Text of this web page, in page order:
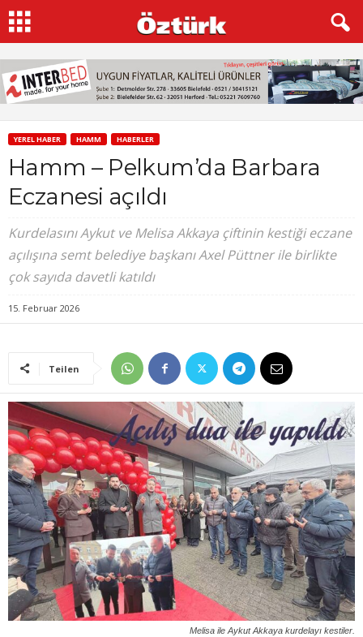
YEREL HABER HAMM HABERLER
Hamm – Pelkum’da Barbara
Eczanesi açıldı
Kurdelasını Aykut ve Melisa Akkaya çiftinin kestiği eczane
açılışına semt belediye başkanı Axel Püttner ile birlikte
çok sayıda davetli katıldı
15. Februar 2026
Teilen
Melisa ile Aykut Akkaya kurdelayı kestiler.